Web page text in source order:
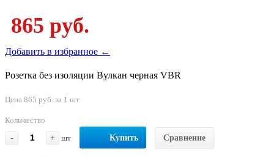
865 руб.
Добавить в избранное ←
Розетка без изоляции Вулкан черная VBR
Цена 865 руб. за 1 шт
Количество
-
+ шт Купить Сравнение